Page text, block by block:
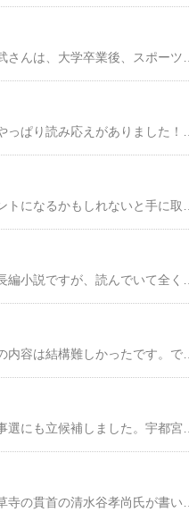
孫崎享さんの書いた「戦後史の正体」を読みました。この本の内容は結構難しかったです。でもとても大事なことが書かれているので、一読をお勧めします。日本は第二次世界大戦で敗れました。８月１５日は終戦記念日として知られていますが、結局のところは、アメリカの支配下に入ったのです。占領と言った方が良いかもしれません。日本の公用語が英語になったり、植民地としての扱いになる可能性もありました。しかし、数度にわたる交渉の結果、日本での基地の創設などが盛り込まれ、その後日本は、朝鮮戦争で経済が潤い、米ソの冷戦時代では、日本が重要な位置に属していたために、日本の経済成長を促す力をアメリカは行ってきました。しかし、ベルリンの崩壊に伴う冷戦終了と共に、敵国であったソ連への目標を失ったアメリカは、今度は強くなりすぎた日本に対して矛先を向けます。円高・デフレもアメリカの影響が絡んでいたのです。また、世界への自衛隊の派遣も、アメリカの圧力がかかっています。日本の総理大臣や外務大臣が、アメリカと上手くやってきたのか。すぐに辞任した大臣が、何か特別な施策や発言を行ったのかどうか。この本を読んで、アメリカの政治や経済をもっと知る必要があると思ったし、日本の大臣の発言や行動にも注目していきたいと思いました。第二次世界大戦はまだ完全には終わっていないのかもしれません・・・【送料無料】戦後史の正体 ［ 孫崎享 ］【起床時刻】6時25分【今日の歩数】12330歩